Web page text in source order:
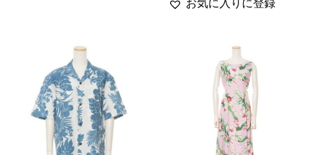
お気に入りに登録